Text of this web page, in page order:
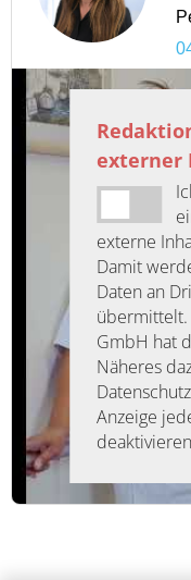
externer
externe
Damit
Daten an
übermittelt.
GmbH hat
Näheres
Anzeige